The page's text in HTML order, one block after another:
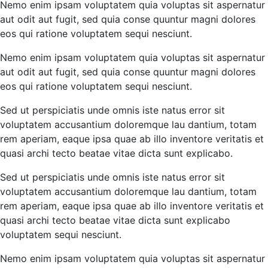
Nemo enim ipsam voluptatem quia voluptas sit aspernatur
aut odit aut fugit, sed quia conse quuntur magni dolores
eos qui ratione voluptatem sequi nesciunt.
Nemo enim ipsam voluptatem quia voluptas sit aspernatur
aut odit aut fugit, sed quia conse quuntur magni dolores
eos qui ratione voluptatem sequi nesciunt.
Sed ut perspiciatis unde omnis iste natus error sit
voluptatem accusantium doloremque lau dantium, totam
rem aperiam, eaque ipsa quae ab illo inventore veritatis et
quasi archi tecto beatae vitae dicta sunt explicabo.
Sed ut perspiciatis unde omnis iste natus error sit
voluptatem accusantium doloremque lau dantium, totam
rem aperiam, eaque ipsa quae ab illo inventore veritatis et
quasi archi tecto beatae vitae dicta sunt explicabo
voluptatem sequi nesciunt.
Nemo enim ipsam voluptatem quia voluptas sit aspernatur